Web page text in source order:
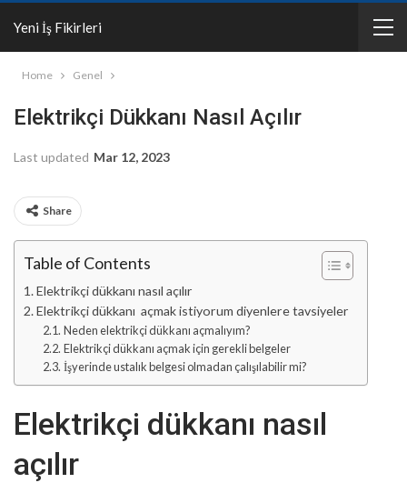
Yeni İş Fikirleri
Home Genel
Elektrikçi Dükkanı Nasıl Açılır
Last updated Mar 12, 2023
Share
Table of Contents
Elektrikçi dükkanı nasıl açılır
Elektrikçi dükkanı açmak istiyorum diyenlere tavsiyeler
Neden elektrikçi dükkanı açmalıyım?
Elektrikçi dükkanı açmak için gerekli belgeler
İşyerinde ustalık belgesi olmadan çalışılabilir mi?
Elektrikçi dükkanı nasıl
açılır